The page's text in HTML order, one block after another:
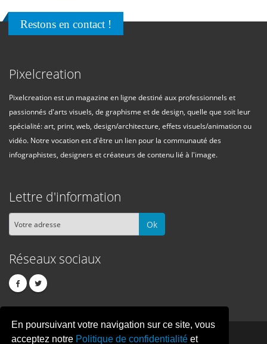
En poursuivant votre navigation sur ce site, vous
acceptez notre Politique de confidentialité et
Restons en contact !
Pixelcreation
Pixelcreation est un magazine en ligne destiné aux professionnels et
passionnés d'arts visuels, de graphisme et de design, quelle que soit leur
spécialité: art, print, web, design/architecture, effets visuels/animation ou
vidéo. Notre vocation est d'être un lien pour la communauté des
infographistes, designers et créateurs de contenu lié à l'image.
Lettre d'information
Ok
Réseaux sociaux
PIXELCREATION